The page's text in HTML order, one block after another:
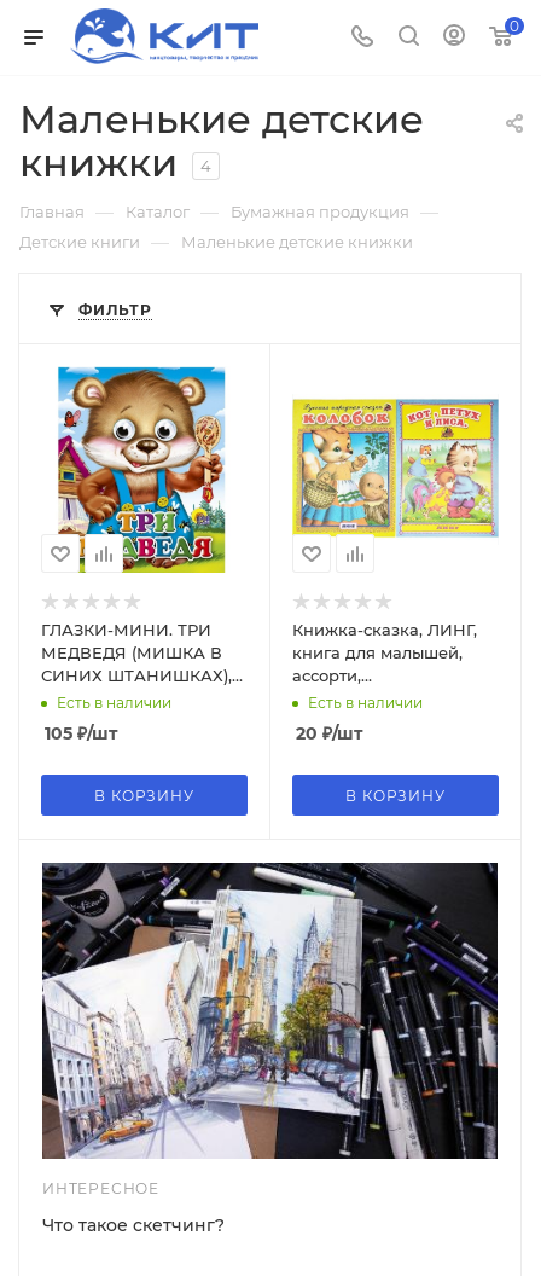
0
Маленькие детские
книжки
4
Главная — Каталог — Бумажная продукция —
Детские книги — Маленькие детские книжки
ФИЛЬТР
ГЛАЗКИ-МИНИ. ТРИ
МЕДВЕДЯ (МИШКА В
СИНИХ ШТАНИШКАХ),
978-5-378-02496-4
Есть в наличии
105 ₽/шт
В КОРЗИНУ
Книжка-сказка, ЛИНГ,
книга для малышей,
ассорти,
КНИЖКА;МАЛЫШКА
Есть в наличии
20 ₽/шт
В КОРЗИНУ
ИНТЕРЕСНОЕ
Что такое скетчинг?